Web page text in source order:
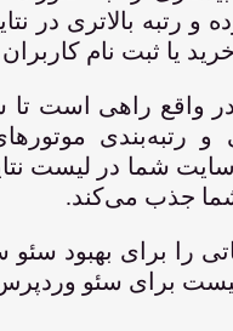
و رتبه بالاتری در
یا ثبت نام
واقع راهی است تا
و رتبه‌بندی
شما در لیست
جذب می‌کند.
را برای بهبود سئو
برای سئو وردپرس